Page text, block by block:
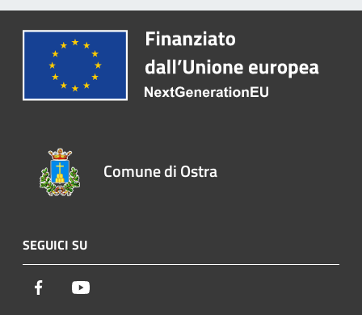
Comune di Ostra
SEGUICI SU
Facebook